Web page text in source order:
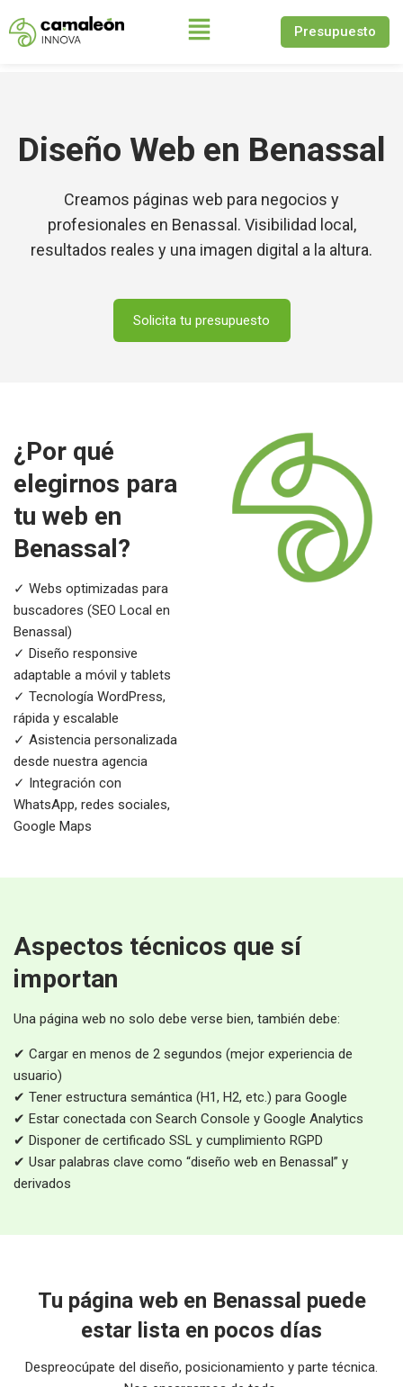
Saltar
Presupuesto
Diseño Web en Benassal
Creamos páginas web para negocios y
profesionales en Benassal. Visibilidad local,
resultados reales y una imagen digital a la altura.
Solicita tu presupuesto
¿Por qué
elegirnos para
tu web en
Benassal?
✓ Webs optimizadas para
buscadores (SEO Local en
Benassal)
✓ Diseño responsive
adaptable a móvil y tablets
✓ Tecnología WordPress,
rápida y escalable
✓ Asistencia personalizada
desde nuestra agencia
✓ Integración con
WhatsApp, redes sociales,
Google Maps
Aspectos técnicos que sí
importan
Una página web no solo debe verse bien, también debe:
✔ Cargar en menos de 2 segundos (mejor experiencia de
usuario)
✔ Tener estructura semántica (H1, H2, etc.) para Google
✔ Estar conectada con Search Console y Google Analytics
✔ Disponer de certificado SSL y cumplimiento RGPD
✔ Usar palabras clave como “diseño web en Benassal” y
derivados
Tu página web en Benassal puede
estar lista en pocos días
Despreocúpate del diseño, posicionamiento y parte técnica.